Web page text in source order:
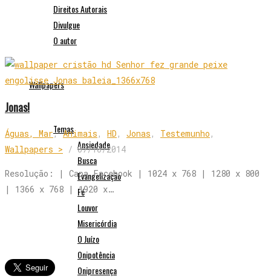
Direitos Autorais
Divulgue
O autor
Wallpapers
Temas
Ansiedade
Busca
Evangelização
Fé
Louvor
Misericórdia
O Juízo
Onipotência
Onipresença
Jonas!
Águas, Mar,Animais , HD , Jonas , Testemunho ,
Wallpapers > / 07/10/2014
Resolução: | Capa Facebook | 1024 x 768 | 1280 x 800
| 1366 x 768 | 1920 x…